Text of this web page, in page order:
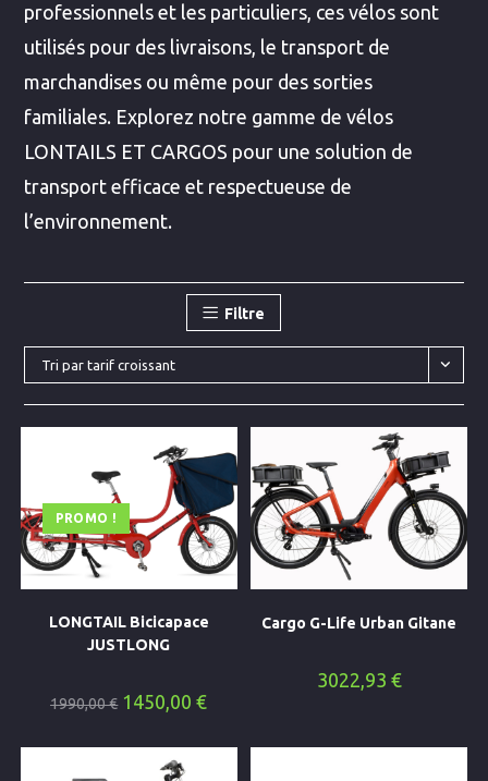
professionnels et les particuliers, ces vélos sont
utilisés pour des livraisons, le transport de
marchandises ou même pour des sorties
familiales. Explorez notre gamme de vélos
LONTAILS ET CARGOS pour une solution de
transport efficace et respectueuse de
l’environnement.
Filtre
Tri par tarif croissant
PROMO !
LONGTAIL Bicicapace
JUSTLONG
1990,00€ Le
prix
était :
1990,00 €.
1450,00€Le
prix
est :
Cargo G-Life Urban Gitane
3022,93 €